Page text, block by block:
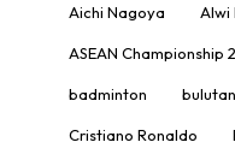
Aichi Nagoya Alwi
ASEAN Championship
badminton
Cristiano Ronaldo